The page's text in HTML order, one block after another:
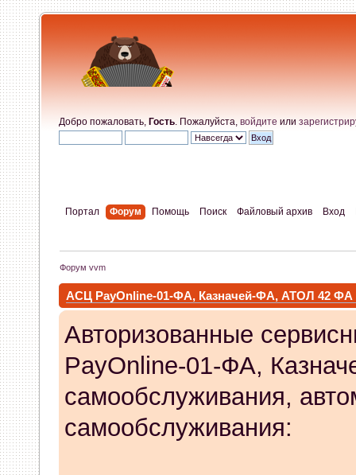
Добро пожаловать, Гость . Пожалуйста, войдите или
Портал Форум Помощь Поиск Файловый архив Вход
Форум vvm
АСЦ PayOnline-01-ФА, Казначей-ФА, АТОЛ 42 ФА
Авторизованные
PayOnline-01-ФА,
самообслуживания,
самообслуживания: